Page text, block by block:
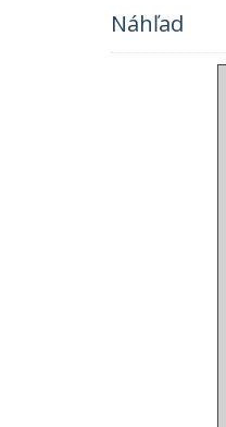
Náhľad